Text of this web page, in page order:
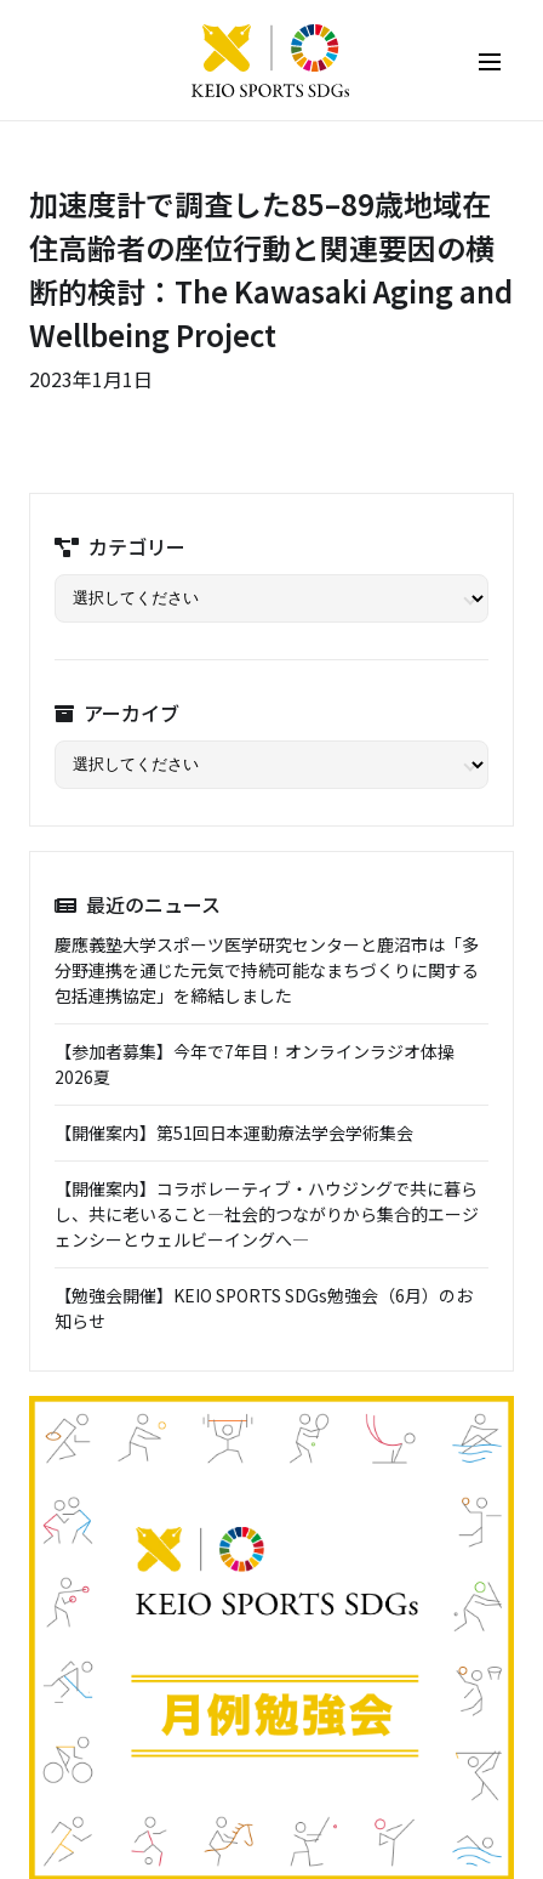
加速度計で調査した85–89歳地域在
住高齢者の座位行動と関連要因の横
断的検討：The Kawasaki Aging and
Wellbeing Project
2023年1月1日
カテゴリー
アーカイブ
最近のニュース
慶應義塾大学スポーツ医学研究センターと鹿沼市は「多
分野連携を通じた元気で持続可能なまちづくりに関する
包括連携協定」を締結しました
【参加者募集】今年で7年目！オンラインラジオ体操
2026夏
【開催案内】第51回日本運動療法学会学術集会
【開催案内】コラボレーティブ・ハウジングで共に暮ら
し、共に老いること―社会的つながりから集合的エージ
ェンシーとウェルビーイングへ―
【勉強会開催】KEIO SPORTS SDGs勉強会（6月）のお
知らせ